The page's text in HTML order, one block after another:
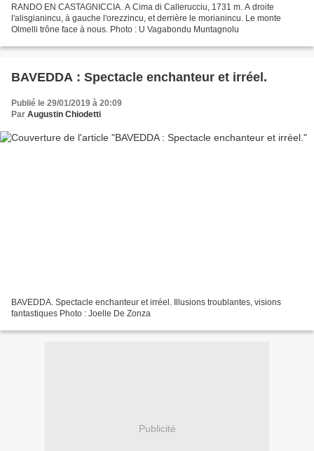
RANDO EN CASTAGNICCIA. A Cima di Callerucciu, 1731 m. A droite
l'alisgianincu, à gauche l'orezzincu, et derrière le morianincu. Le monte
Olmelli trône face à nous. Photo : U Vagabondu Muntagnolu
BAVEDDA : Spectacle enchanteur et irréel.
Publié le 29/01/2019 à 20:09
Par Augustin Chiodetti
BAVEDDA. Spectacle enchanteur et irréel. Illusions troublantes, visions
fantastiques Photo : Joelle De Zonza
Publicité